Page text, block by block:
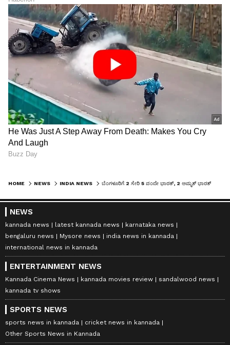
HOME NEWS INDIA NEWS ಬೆಂಗಳೂರಿಗೆ 2 ಸೇರಿ 5 ವಂದೇ ಭಾರತ್, 2 ಅಮೃತ್ ಭಾರತ್ ರೈಲುಗಳಿಗೆ ಪ್ರಧಾನಿ ಮೋದಿ ಡಿ. 30 ರಂದು ಹಸಿರು ನಿಶಾನೆ
NEWS
kannada news latest kannada news
karnataka news
bengaluru news
Mysore news
india news in kannada
international news in kannada
ENTERTAINMENT NEWS
Kannada Cinema News kannada movies review
sandalwood news
kannada tv shows
SPORTS NEWS
sports news in kannada
cricket news in kannada
Other Sports News in Kannada